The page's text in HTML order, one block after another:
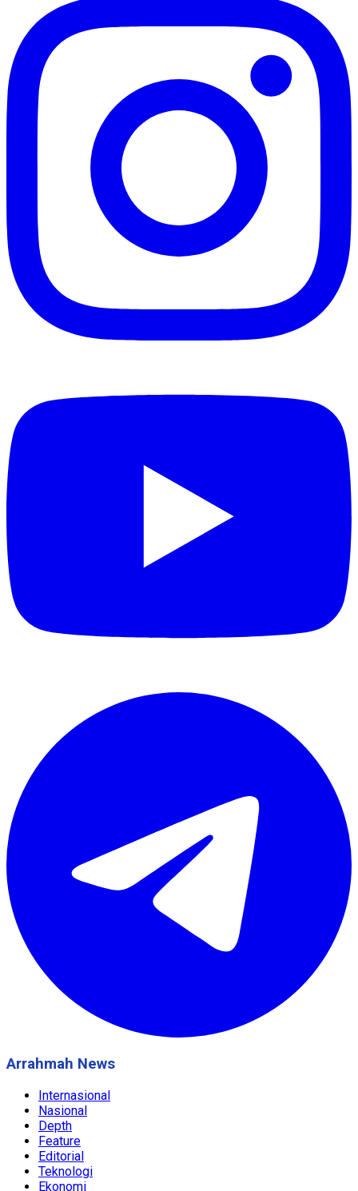
Arrahmah News
Internasional
Nasional
Depth
Feature
Editorial
Teknologi
Ekonomi